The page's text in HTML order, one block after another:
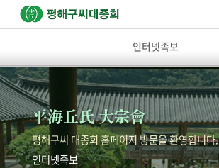
인터넷족보
平海丘氏 大宗會
평해구씨 대종회 홈페이지 방문을 환영합니다.
인터넷족보